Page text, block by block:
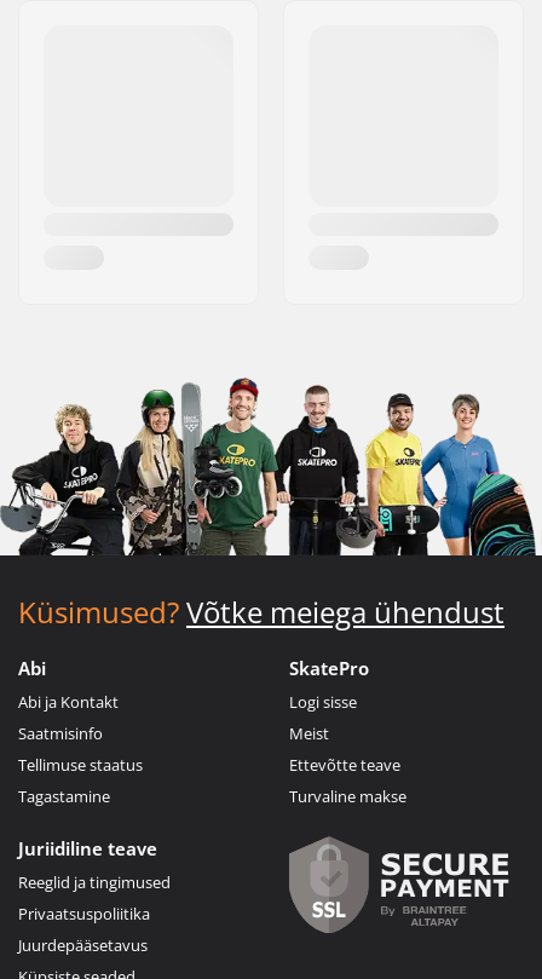
Küsimused?Võtke meiega ühendust
Abi
Abi ja Kontakt
Saatmisinfo
Tellimuse staatus
Tagastamine
SkatePro
Logi sisse
Meist
Ettevõtte teave
Turvaline makse
Juriidiline teave
Reeglid ja tingimused
Privaatsuspoliitika
Juurdepääsetavus